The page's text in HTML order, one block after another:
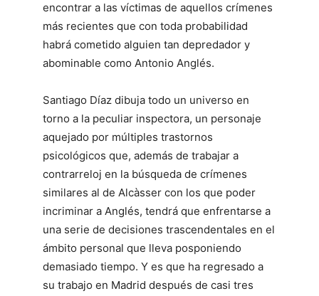
encontrar a las víctimas de aquellos crímenes
más recientes que con toda probabilidad
habrá cometido alguien tan depredador y
abominable como Antonio Anglés.
Santiago Díaz dibuja todo un universo en
torno a la peculiar inspectora, un personaje
aquejado por múltiples trastornos
psicológicos que, además de trabajar a
contrarreloj en la búsqueda de crímenes
similares al de Alcàsser con los que poder
incriminar a Anglés, tendrá que enfrentarse a
una serie de decisiones trascendentales en el
ámbito personal que lleva posponiendo
demasiado tiempo. Y es que ha regresado a
su trabajo en Madrid después de casi tres